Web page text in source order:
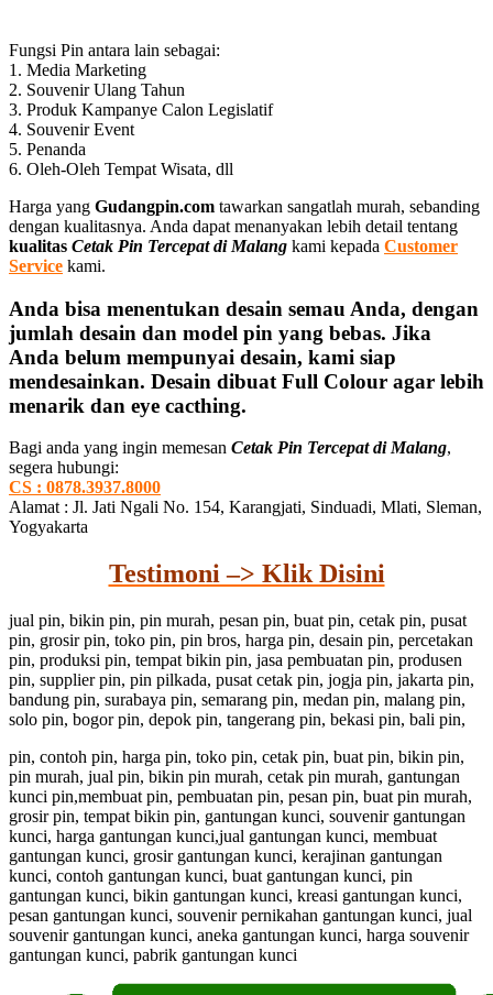
Fungsi Pin antara lain sebagai:
1. Media Marketing
2. Souvenir Ulang Tahun
3. Produk Kampanye Calon Legislatif
4. Souvenir Event
5. Penanda
6. Oleh-Oleh Tempat Wisata, dll
Harga yang Gudangpin.com tawarkan sangatlah murah, sebanding
dengan kualitasnya. Anda dapat menanyakan lebih detail tentang
kualitas Cetak Pin Tercepat di Malang kami kepada Customer
Service kami.
Anda bisa menentukan desain semau Anda, dengan
jumlah desain dan model pin yang bebas. Jika
Anda belum mempunyai desain, kami siap
mendesainkan. Desain dibuat Full Colour agar lebih
menarik dan eye cacthing.
Bagi anda yang ingin memesan Cetak Pin Tercepat di Malang,
segera hubungi:
CS : 0878.3937.8000
Alamat : Jl. Jati Ngali No. 154, Karangjati, Sinduadi, Mlati, Sleman,
Yogyakarta
Testimoni –> Klik Disini
jual pin, bikin pin, pin murah, pesan pin, buat pin, cetak pin, pusat
pin, grosir pin, toko pin, pin bros, harga pin, desain pin, percetakan
pin, produksi pin, tempat bikin pin, jasa pembuatan pin, produsen
pin, supplier pin, pin pilkada, pusat cetak pin, jogja pin, jakarta pin,
bandung pin, surabaya pin, semarang pin, medan pin, malang pin,
solo pin, bogor pin, depok pin, tangerang pin, bekasi pin, bali pin,
pin, contoh pin, harga pin, toko pin, cetak pin, buat pin, bikin pin,
pin murah, jual pin, bikin pin murah, cetak pin murah, gantungan
kunci pin,membuat pin, pembuatan pin, pesan pin, buat pin murah,
grosir pin, tempat bikin pin, gantungan kunci, souvenir gantungan
kunci, harga gantungan kunci,jual gantungan kunci, membuat
gantungan kunci, grosir gantungan kunci, kerajinan gantungan
kunci, contoh gantungan kunci, buat gantungan kunci, pin
gantungan kunci, bikin gantungan kunci, kreasi gantungan kunci,
pesan gantungan kunci, souvenir pernikahan gantungan kunci, jual
souvenir gantungan kunci, aneka gantungan kunci, harga souvenir
gantungan kunci, pabrik gantungan kunci